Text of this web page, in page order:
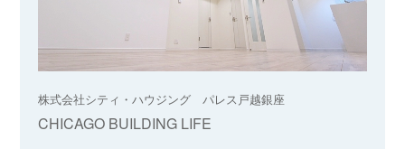
株式会社シティ・ハウジング パレス戸越銀座
CHICAGO BUILDING LIFE